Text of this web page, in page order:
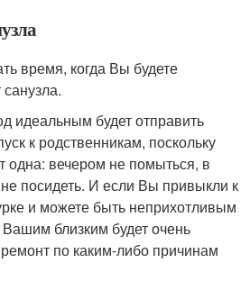
время, когда Вы будете
идеальным будет отправить
к родственникам, поскольку
одна: вечером не помыться, в
посидеть. И если Вы привыкли к
и можете быть неприхотливым
близким будет очень
по каким-либо причинам